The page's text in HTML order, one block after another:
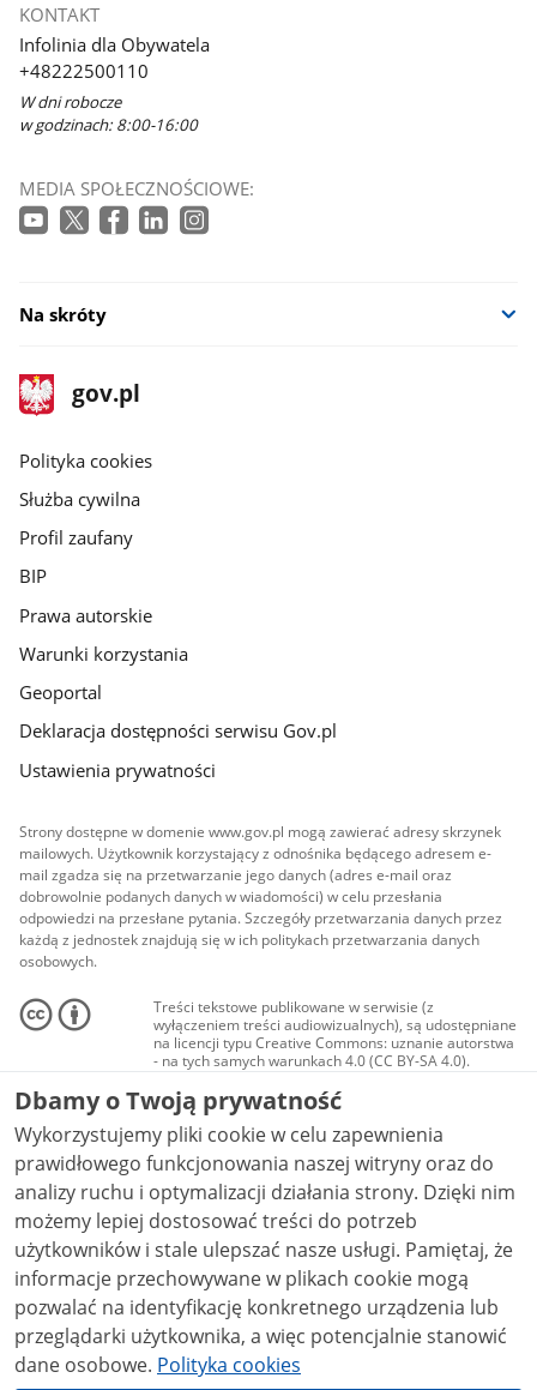
KONTAKT
Infolinia dla Obywatela
+48222500110
W dni robocze
w godzinach: 8:00-16:00
MEDIA SPOŁECZNOŚCIOWE:
Na skróty
stopka
gov.pl
Strona
gov.pl
gov.pl
Polityka cookies
Służba cywilna
Profil zaufany
BIP
Prawa autorskie
Warunki korzystania
Geoportal
Deklaracja dostępności serwisu Gov.pl
Ustawienia prywatności
Strony dostępne w domenie www.gov.pl mogą zawierać adresy skrzynek
mailowych. Użytkownik korzystający z odnośnika będącego adresem e-
mail zgadza się na przetwarzanie jego danych (adres e-mail oraz
dobrowolnie podanych danych w wiadomości) w celu przesłania
odpowiedzi na przesłane pytania. Szczegóły przetwarzania danych przez
każdą z jednostek znajdują się w ich politykach przetwarzania danych
osobowych.
Treści tekstowe publikowane w serwisie (z
wyłączeniem treści audiowizualnych), są udostępniane
na licencji typu Creative Commons: uznanie autorstwa
- na tych samych warunkach 4.0 (CC BY-SA 4.0).
Materiały audiowizualne, w tym zdjęcia, materiały
audio i wideo, są udostępniane na licencji typu
Creative Commons: uznanie autorstwa użycie
niekomercyjne - bez utworów zależnych 4.0 (CC BY-
NC-ND 4.0), o ile nie jest to stwierdzone inaczej.
Dbamy o Twoją prywatność
Wykorzystujemy pliki cookie w celu zapewnienia
prawidłowego funkcjonowania naszej witryny oraz do
analizy ruchu i optymalizacji działania strony. Dzięki nim
możemy lepiej dostosować treści do potrzeb
użytkowników i stale ulepszać nasze usługi. Pamiętaj, że
informacje przechowywane w plikach cookie mogą
pozwalać na identyfikację konkretnego urządzenia lub
przeglądarki użytkownika, a więc potencjalnie stanowić
dane osobowe. Polityka cookies